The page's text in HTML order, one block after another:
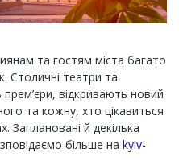
та гостям міста багато
Столичні театри та
відкривають новий
та кожну, хто цікавиться
Заплановані й декілька
більше на kyiv-